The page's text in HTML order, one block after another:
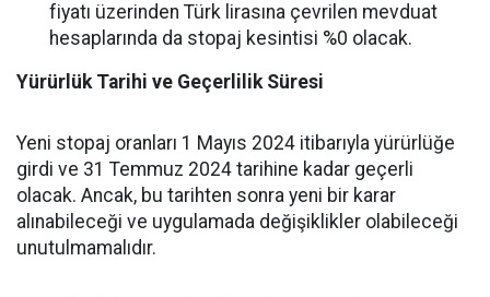
fiyatı üzerinden Türk lirasına çevrilen mevduat
hesaplarında da stopaj kesintisi %0 olacak.
Yürürlük Tarihi ve Geçerlilik Süresi
Yeni stopaj oranları 1 Mayıs 2024 itibarıyla yürürlüğe
girdi ve 31 Temmuz 2024 tarihine kadar geçerli
olacak. Ancak, bu tarihten sonra yeni bir karar
alınabileceği ve uygulamada değişiklikler olabileceği
unutulmamalıdır.